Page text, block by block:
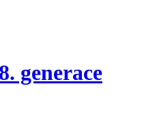
generace